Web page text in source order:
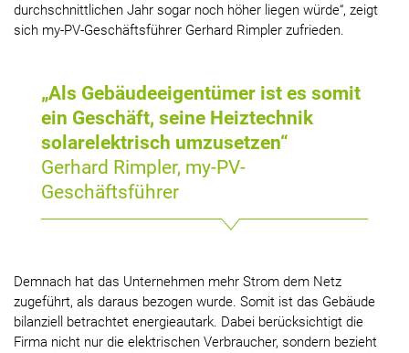
durchschnittlichen Jahr sogar noch höher liegen würde“, zeigt
sich my-PV-Geschäftsführer Gerhard Rimpler zufrieden.
„Als Gebäudeeigentümer ist es somit
ein Geschäft, seine Heiztechnik
solarelektrisch umzusetzen“
Gerhard Rimpler, my-PV-
Geschäftsführer
Demnach hat das Unternehmen mehr Strom dem Netz
zugeführt, als daraus bezogen wurde. Somit ist das Gebäude
bilanziell betrachtet energieautark. Dabei berücksichtigt die
Firma nicht nur die elektrischen Verbraucher, sondern bezieht